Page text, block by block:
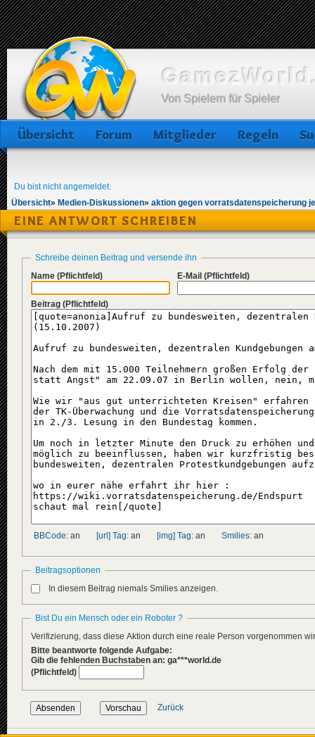
Von Spielern für Spieler
Übersicht Forum Mitglieder Regeln
Du bist nicht angemeldet.
Übersicht» Medien-Diskussionen» aktion gegen vorratsdatenspeicherung
EINE ANTWORT SCHREIBEN
Schreibe deinen Beitrag und versende ihn
Name (Pflichtfeld) E-Mail (Pflichtfeld)
Beitrag (Pflichtfeld)
BBCode: an [url] Tag: an [img] Tag: an Smilies: an
Beitragsoptionen
In diesem Beitrag niemals Smilies anzeigen.
Bist Du ein Mensch oder ein Roboter ?
Verifizierung, dass diese Aktion durch eine reale Person vorgenommen
Bitte beantworte folgende Aufgabe:
Gib die fehlenden Buchstaben an: ga***world.de
(Pflichtfeld)
Zurück